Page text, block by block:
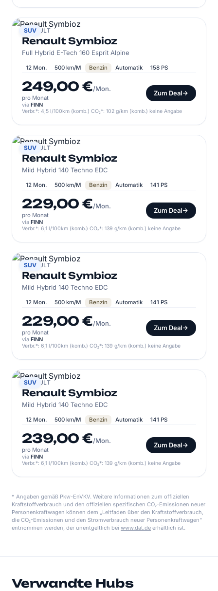
SUV
RENAULT
Renault Symbioz
Full Hybrid E-Tech 160 Esprit Alpine
12 Mon. 500 km/M Benzin Automatik 158 PS
249,00 €/Mon.
pro Monat
Zum Deal
via FINN
Verbr.*: 4,5 l/100km (komb.) CO₂*: 102 g/km (komb.) keine Angabe
SUV
RENAULT
Renault Symbioz
Mild Hybrid 140 Techno EDC
12 Mon. 500 km/M Benzin Automatik 141 PS
229,00 €/Mon.
pro Monat
Zum Deal
via FINN
Verbr.*: 6,1 l/100km (komb.) CO₂*: 139 g/km (komb.) keine Angabe
SUV
RENAULT
Renault Symbioz
Mild Hybrid 140 Techno EDC
12 Mon. 500 km/M Benzin Automatik 141 PS
229,00 €/Mon.
pro Monat
Zum Deal
via FINN
Verbr.*: 6,1 l/100km (komb.) CO₂*: 139 g/km (komb.) keine Angabe
SUV
RENAULT
Renault Symbioz
Mild Hybrid 140 Techno EDC
12 Mon. 500 km/M Benzin Automatik 141 PS
239,00 €/Mon.
pro Monat
Zum Deal
via FINN
Verbr.*: 6,1 l/100km (komb.) CO₂*: 139 g/km (komb.) keine Angabe
* Angaben gemäß Pkw-EnVKV. Weitere Informationen zum offiziellen
Kraftstoffverbrauch und den offiziellen spezifischen CO₂-Emissionen neuer
Personenkraftwagen können dem „Leitfaden über den Kraftstoffverbrauch,
die CO₂-Emissionen und den Stromverbrauch neuer Personenkraftwagen"
entnommen werden, der unentgeltlich bei www.dat.de erhältlich ist.
Verwandte Hubs